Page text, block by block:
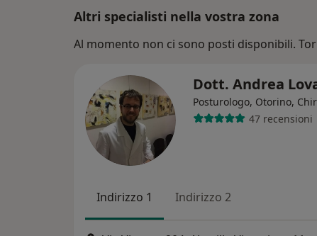
Altri specialisti nella vostra zona
Al momento non ci sono posti disponibili.
Dott. Andrea
Posturologo, Otorino,
47 recensioni
Indirizzo 1 Indirizzo 2